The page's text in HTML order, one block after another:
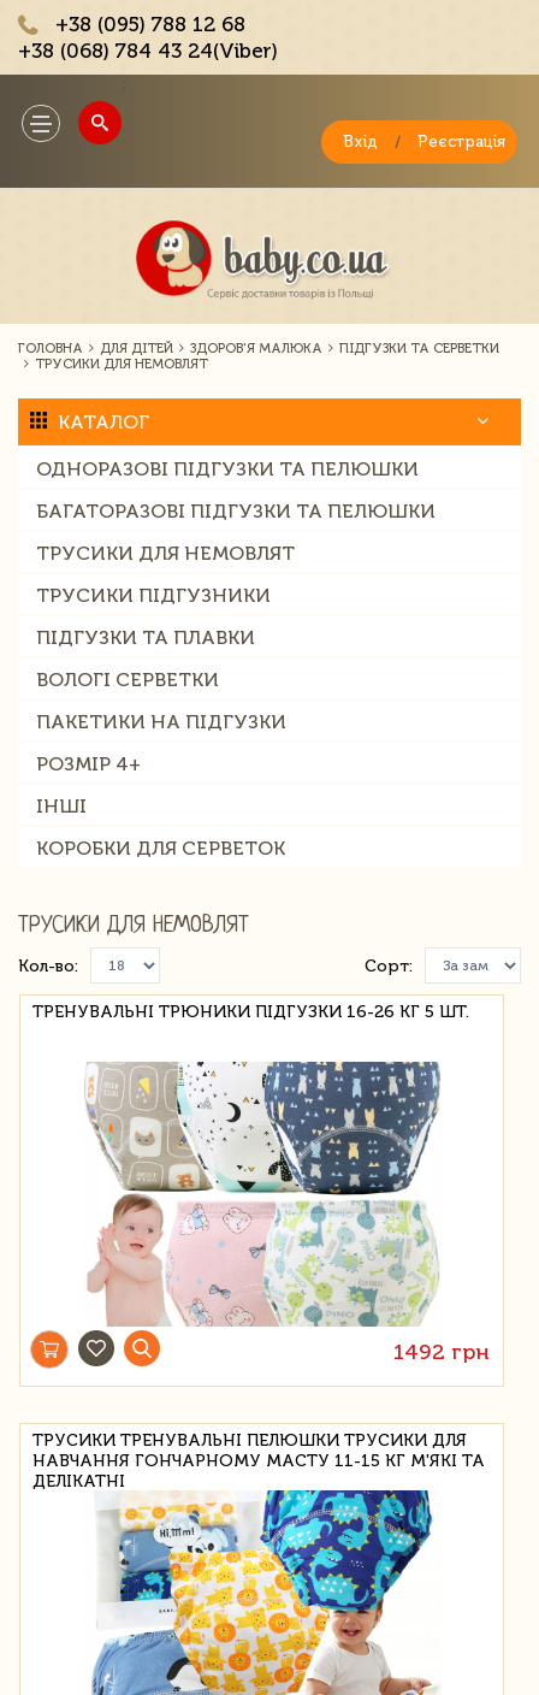
+38 (095) 788 12 68
+38 (068) 784 43 24(Viber)
Toggle
navigation
Вхід / Реєстрація
ГОЛОВНА ДЛЯ ДІТЕЙ ЗДОРОВ'Я МАЛЮКА
ПІДГУЗКИ ТА СЕРВЕТКИ
ТРУСИКИ ДЛЯ НЕМОВЛЯТ
КАТАЛОГ
ОДНОРАЗОВІ ПІДГУЗКИ ТА ПЕЛЮШКИ
БАГАТОРАЗОВІ ПІДГУЗКИ ТА ПЕЛЮШКИ
ТРУСИКИ ДЛЯ НЕМОВЛЯТ
ТРУСИКИ ПІДГУЗНИКИ
ПІДГУЗКИ ТА ПЛАВКИ
ВОЛОГІ СЕРВЕТКИ
ПАКЕТИКИ НА ПІДГУЗКИ
РОЗМІР 4+
ІНШІ
КОРОБКИ ДЛЯ СЕРВЕТОК
ТРУСИКИ ДЛЯ НЕМОВЛЯТ
Кол-во: Сорт:
ТРЕНУВАЛЬНІ ТРЮНИКИ ПІДГУЗКИ 16-26 КГ 5 ШТ.
1492 грн
ТРУСИКИ ТРЕНУВАЛЬНІ ПЕЛЮШКИ ТРУСИКИ ДЛЯ
НАВЧАННЯ ГОНЧАРНОМУ МАСТУ 11-15 КГ М'ЯКІ ТА
ДЕЛІКАТНІ